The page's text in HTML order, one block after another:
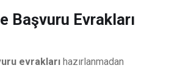
Başvuru Evrakları
evrakları hazırlanmadan